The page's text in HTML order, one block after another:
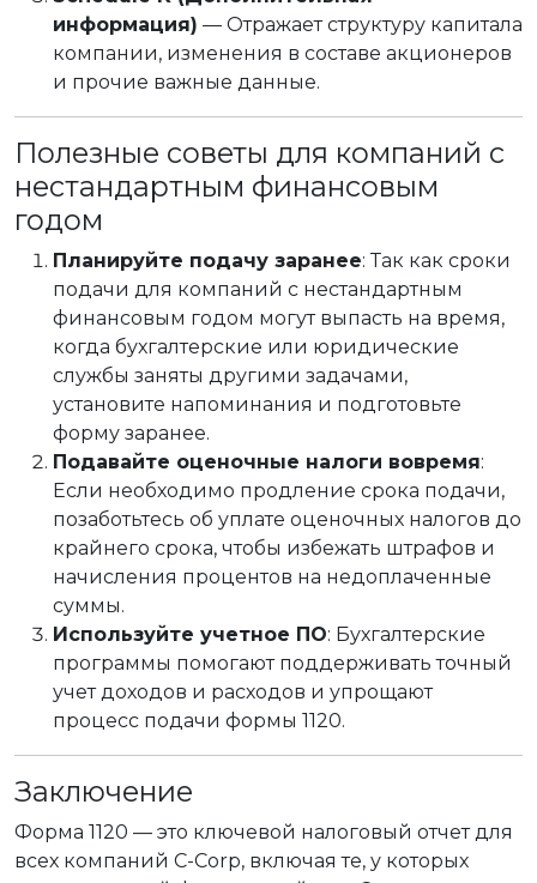
информация) — Отражает структуру капитала
компании, изменения в составе акционеров
и прочие важные данные.
Полезные советы для компаний с
нестандартным финансовым
годом
Планируйте подачу заранее: Так как сроки
подачи для компаний с нестандартным
финансовым годом могут выпасть на время,
когда бухгалтерские или юридические
службы заняты другими задачами,
установите напоминания и подготовьте
форму заранее.
Подавайте оценочные налоги вовремя:
Если необходимо продление срока подачи,
позаботьтесь об уплате оценочных налогов до
крайнего срока, чтобы избежать штрафов и
начисления процентов на недоплаченные
суммы.
Используйте учетное ПО: Бухгалтерские
программы помогают поддерживать точный
учет доходов и расходов и упрощают
процесс подачи формы 1120.
Заключение
Форма 1120 — это ключевой налоговый отчет для
всех компаний C-Corp, включая те, у которых